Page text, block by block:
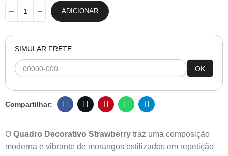
ADICIONAR
SIMULAR FRETE:
OK
O Quadro Decorativo Strawberry traz uma composição
moderna e vibrante de morangos estilizados em repetição